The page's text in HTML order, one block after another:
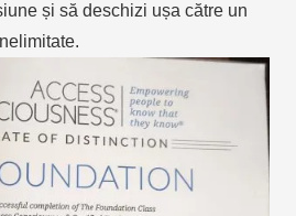
și să deschizi ușa către un